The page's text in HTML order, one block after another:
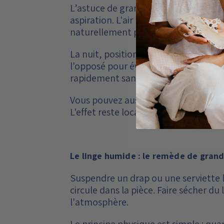
L’astuce de grand-mère pour
aspiration. L'air passe à travers le
naturellement plus frais. Simple,
La nuit, positionnez votre
l'opposé pour évacuer l'air chaud.
rapidement sans aucun appareil de
Vous pouvez aussi placer une
L'effet reste localisé mais il est bien
Le linge humide : le remède de
Suspendre un drap ou une
circule dans la pièce. Faire sécher
l'atmosphère.